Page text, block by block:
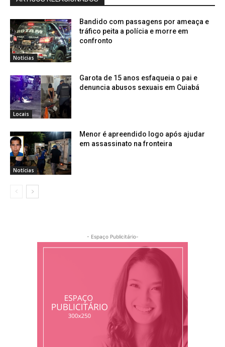
Notícias
Bandido com passagens por ameaça e
tráfico peita a polícia e morre em
confronto
Locais
Garota de 15 anos esfaqueia o pai e
denuncia abusos sexuais em Cuiabá
Notícias
Menor é apreendido logo após ajudar
em assassinato na fronteira
- Espaço Publicitário-